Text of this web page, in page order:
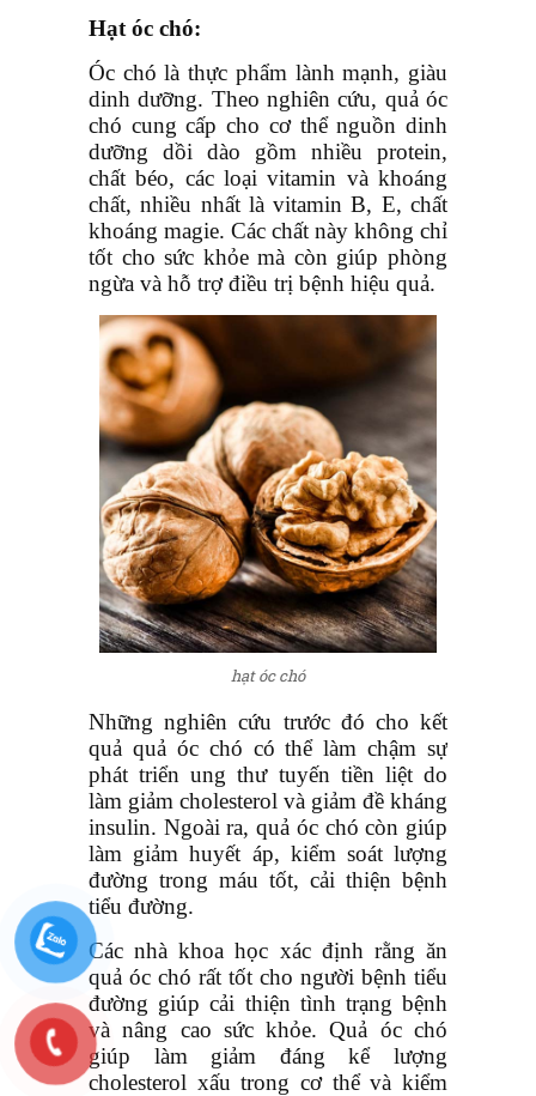
Hạt óc chó:
Óc chó là thực phẩm lành mạnh, giàu
dinh dưỡng. Theo nghiên cứu, quả óc
chó cung cấp cho cơ thể nguồn dinh
dưỡng dồi dào gồm nhiều protein,
chất béo, các loại vitamin và khoáng
chất, nhiều nhất là vitamin B, E, chất
khoáng magie. Các chất này không chỉ
tốt cho sức khỏe mà còn giúp phòng
ngừa và hỗ trợ điều trị bệnh hiệu quả.
hạt óc chó
Những nghiên cứu trước đó cho kết
quả quả óc chó có thể làm chậm sự
phát triển ung thư tuyến tiền liệt do
làm giảm cholesterol và giảm đề kháng
insulin. Ngoài ra, quả óc chó còn giúp
làm giảm huyết áp, kiểm soát lượng
đường trong máu tốt, cải thiện bệnh
tiểu đường.
Các nhà khoa học xác định rằng ăn
quả óc chó rất tốt cho người bệnh tiểu
đường giúp cải thiện tình trạng bệnh
và nâng cao sức khỏe. Quả óc chó
giúp làm giảm đáng kể lượng
cholesterol xấu trong cơ thể và kiểm